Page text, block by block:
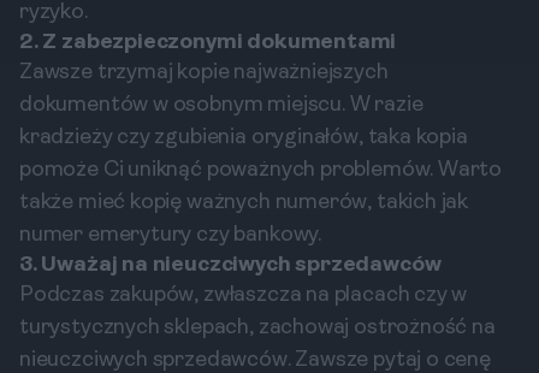
ryzyko.
2. Z zabezpieczonymi dokumentami
Zawsze trzymaj kopie najważniejszych
dokumentów w osobnym miejscu. W razie
kradzieży czy zgubienia oryginałów, taka kopia
pomoże Ci uniknąć poważnych problemów. Warto
także mieć kopię ważnych numerów, takich jak
numer emerytury czy bankowy.
3. Uważaj na nieuczciwych sprzedawców
Podczas zakupów, zwłaszcza na placach czy w
turystycznych sklepach, zachowaj ostrożność na
nieuczciwych sprzedawców. Zawsze pytaj o cenę